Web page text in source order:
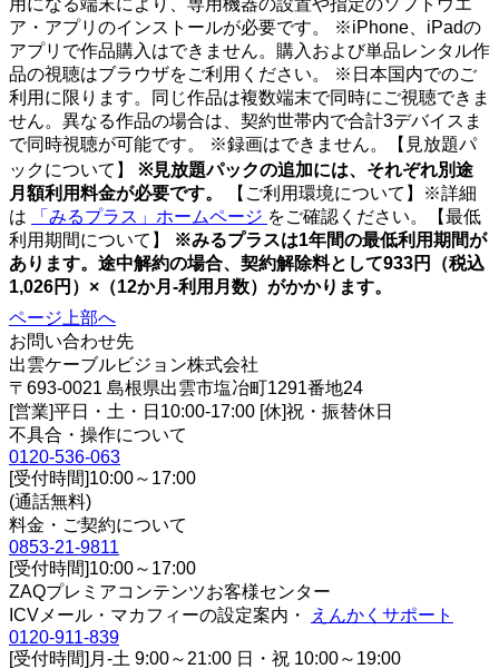
ア・アプリのインストールが必要です。 ※iPhone、iPadの
アプリで作品購入はできません。購入および単品レンタル作
品の視聴はブラウザをご利用ください。 ※日本国内でのご
利用に限ります。同じ作品は複数端末で同時にご視聴できま
せん。異なる作品の場合は、契約世帯内で合計3デバイスま
で同時視聴が可能です。 ※録画はできません。【見放題パ
ックについて】 ※見放題パックの追加には、それぞれ別途
月額利用料金が必要です。
【ご利用環境について】※詳細
は
「みるプラス」ホームページ をご確認ください。【最低
利用期間について】
※みるプラスは1年間の最低利用期間が
あります。途中解約の場合、契約解除料として933円（税込
1,026円）×（12か月-利用月数）がかかります。
ページ上部へ
お問い合わせ先
出雲ケーブルビジョン株式会社
〒693-0021 島根県出雲市塩冶町1291番地24
[営業]平日・土・日10:00-17:00 [休]祝・振替休日
不具合・操作について
0120-536-063
[受付時間]10:00～17:00
(通話無料)
料金・ご契約について
0853-21-9811
[受付時間]10:00～17:00
ZAQプレミアコンテンツお客様センター
ICVメール・マカフィーの設定案内・
えんかくサポート
0120-911-839
[受付時間]月-土 9:00～21:00 日・祝 10:00～19:00